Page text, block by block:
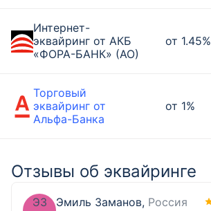
Интернет-
эквайринг от АКБ
«ФОРА-БАНК» (АО)
от 1.45%
Торговый
эквайринг от
Альфа-Банка
от 1%
Отзывы об эквайринге
ЭЗ Эмиль Заманов, Россия